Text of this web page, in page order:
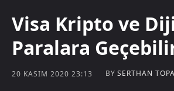
Visa Kripto ve
Paralara
20 KASIM 2020 23:13 BY SERTHAN